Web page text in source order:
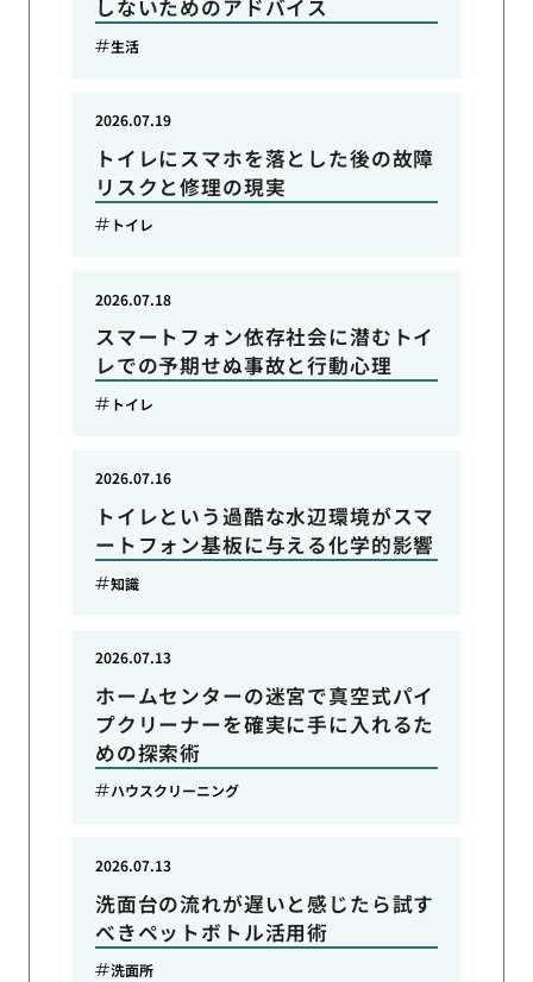
しないためのアドバイス
生活
トイレにスマホを落とした後の故障
リスクと修理の現実
2026.07.19
トイレ
スマートフォン依存社会に潜むトイ
レでの予期せぬ事故と行動心理
2026.07.18
トイレ
トイレという過酷な水辺環境がスマ
ートフォン基板に与える化学的影響
2026.07.16
知識
ホームセンターの迷宮で真空式パイ
プクリーナーを確実に手に入れるた
めの探索術
2026.07.13
ハウスクリーニング
洗面台の流れが遅いと感じたら試す
べきペットボトル活用術
2026.07.13
洗面所